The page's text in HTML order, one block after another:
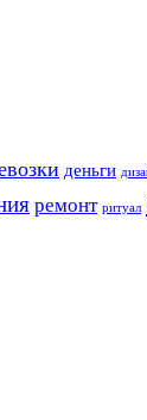
деньги
ремонт ритуал